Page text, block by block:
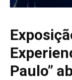
Paulo”